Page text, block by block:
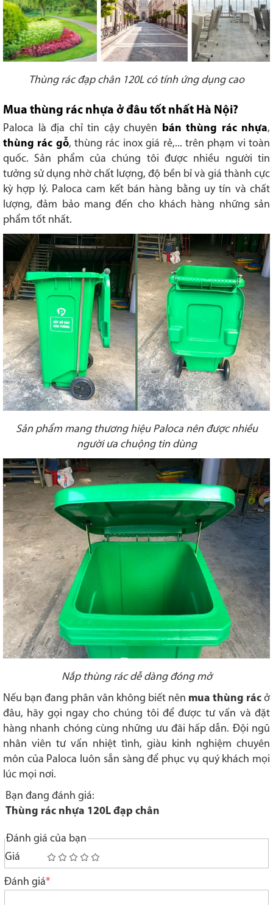
Thùng rác đạp chân 120L có tính ứng dụng cao
Mua thùng rác nhựa ở đâu tốt nhất Hà Nội?
Paloca là địa chỉ tin cậy chuyên bán thùng rác nhựa,
thùng rác gỗ, thùng rác inox giá rẻ,... trên phạm vi toàn
quốc. Sản phẩm của chúng tôi được nhiều người tin
tưởng sử dụng nhờ chất lượng, độ bền bỉ và giá thành cực
kỳ hợp lý. Paloca cam kết bán hàng bằng uy tín và chất
lượng, đảm bảo mang đến cho khách hàng những sản
phẩm tốt nhất.
Sản phẩm mang thương hiệu Paloca nên được nhiều
người ưa chuộng tin dùng
Nắp thùng rác dễ dàng đóng mở
Nếu bạn đang phân vân không biết nên mua thùng rác ở
đâu, hãy gọi ngay cho chúng tôi để được tư vấn và đặt
hàng nhanh chóng cùng những ưu đãi hấp dẫn. Đội ngũ
nhân viên tư vấn nhiệt tình, giàu kinh nghiệm chuyên
môn của Paloca luôn sẵn sàng để phục vụ quý khách mọi
lúc mọi nơi.
Bạn đang đánh giá:
Thùng rác nhựa 120L đạp chân
Đánh giá của bạn
Giá
1
star
2
stars
3
stars
4
stars
5
stars
Đánh giá